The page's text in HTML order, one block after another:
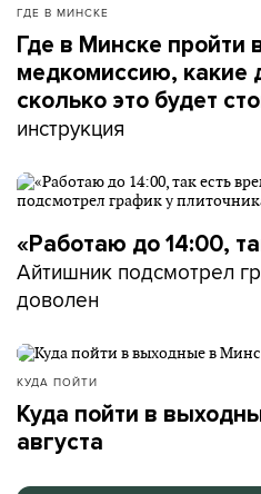
ГДЕ В МИНСКЕ
Где в Минске пройти
медкомиссию, какие
сколько это будет
инструкция
«Работаю до 14:00,
Айтишник подсмотрел
доволен
КУДА ПОЙТИ
Куда пойти в
августа